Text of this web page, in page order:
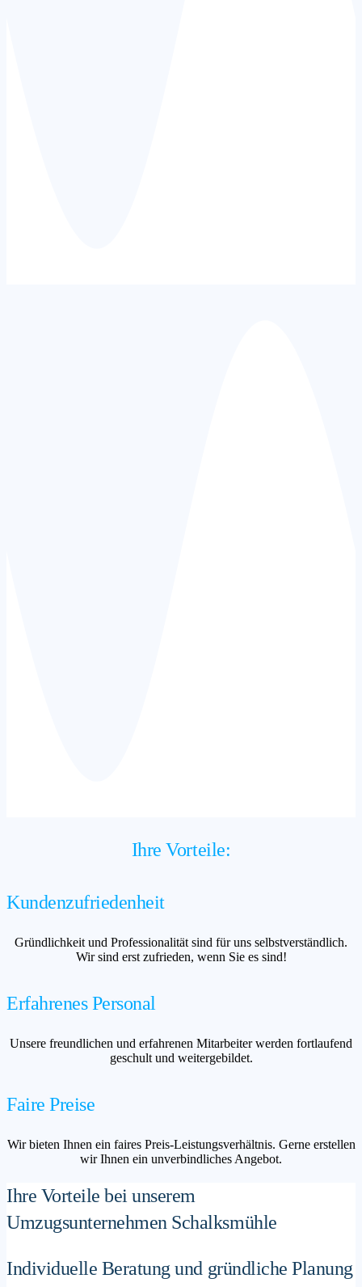
Ihre Vorteile:
Kundenzufriedenheit
Gründlichkeit und Professionalität sind für uns selbstverständlich.
Wir sind erst zufrieden, wenn Sie es sind!
Erfahrenes Personal
Unsere freundlichen und erfahrenen Mitarbeiter werden fortlaufend
geschult und weitergebildet.
Faire Preise
Wir bieten Ihnen ein faires Preis-Leistungsverhältnis. Gerne erstellen
wir Ihnen ein unverbindliches Angebot.
Ihre Vorteile bei unserem
Umzugsunternehmen Schalksmühle
Individuelle Beratung und gründliche Planung